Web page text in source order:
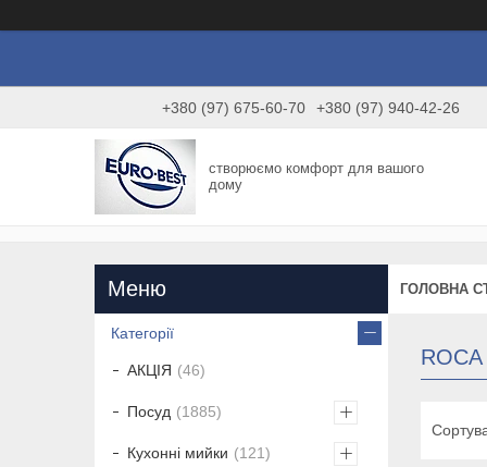
+380 (97) 675-60-70 +380 (97) 940-42-26
створюємо комфорт для вашого
дому
ГОЛОВНА
ROCA
Категорії
АКЦІЯ 46
Посуд 1885
Кухонні мийки 121